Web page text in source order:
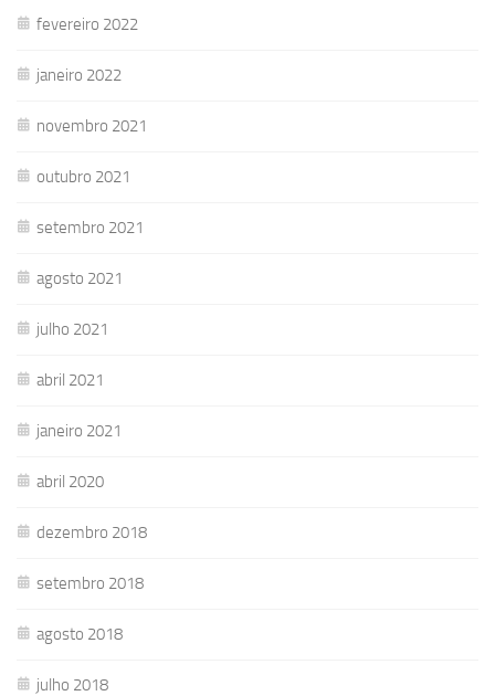
fevereiro 2022
janeiro 2022
novembro 2021
outubro 2021
setembro 2021
agosto 2021
julho 2021
abril 2021
janeiro 2021
abril 2020
dezembro 2018
setembro 2018
agosto 2018
julho 2018